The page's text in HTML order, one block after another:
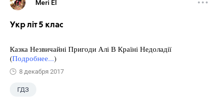
Meri El
Укр літ 5 клас
Казка Незвичайні Пригоди Алі В Країні Недоладії
(Подробнее...)
8 декабря 2017
ГДЗ